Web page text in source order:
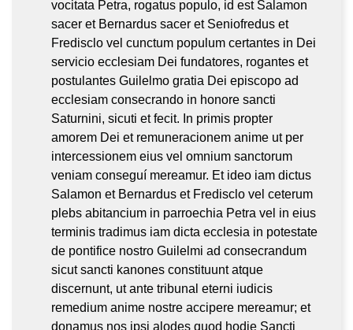
vocitata Petra, rogatus populo, id est Salamon
sacer et Bernardus sacer et Seniofredus et
Fredisclo vel cunctum populum certantes in Dei
servicio ecclesiam Dei fundatores, rogantes et
postulantes Guilelmo gratia Dei episcopo ad
ecclesiam consecrando in honore sancti
Saturnini, sicuti et fecit. In primis propter
amorem Dei et remuneracionem anime ut per
intercessionem eius vel omnium sanctorum
veniam conseguí mereamur. Et ideo iam dictus
Salamon et Bernardus et Fredisclo vel ceterum
plebs abitancium in parroechia Petra vel in eius
terminis tradimus iam dicta ecclesia in potestate
de pontifice nostro Guilelmi ad consecrandum
sicut sancti kanones constituunt atque
discernunt, ut ante tribunal eterni iudicis
remedium anime nostre accipere mereamur; et
donamus nos ipsi alodes quod hodie Sancti